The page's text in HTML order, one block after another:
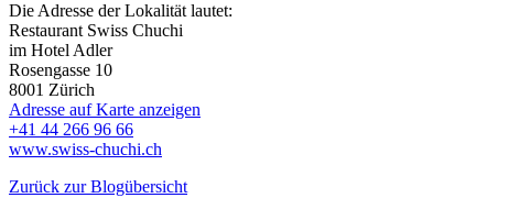
Die Adresse der Lokalität lautet:
Restaurant Swiss Chuchi
im Hotel Adler
Rosengasse 10
8001 Zürich
Adresse auf Karte anzeigen
+41 44 266 96 66
www.swiss-chuchi.ch
Zurück zur Blogübersicht